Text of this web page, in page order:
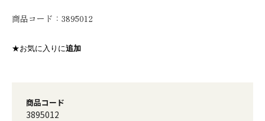
商品コード： 3895012
★お気に入りに追加
商品コード
3895012